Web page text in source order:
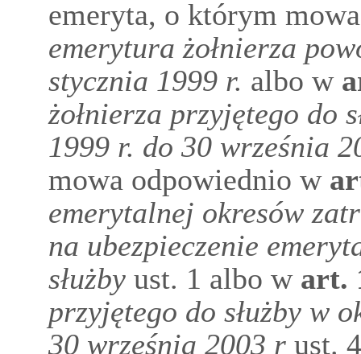
emeryta, o którym
emerytura żołnierza
stycznia 1999 r. albo w
żołnierza przyjętego do
1999 r. do 30 września
mowa odpowiednio w
emerytalnej okresów
na ubezpieczenie
służby ust. 1 albo wart.
przyjętego do służby w
30 września 2003 r ust.